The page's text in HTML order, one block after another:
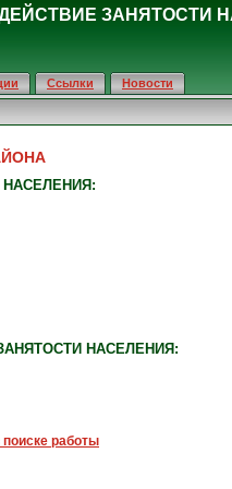
Ссылки Новости
ЗАНЯТОСТИ
НАСЕЛЕНИЯ:
работы